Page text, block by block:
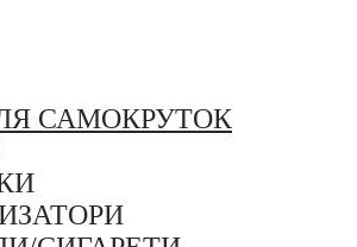
САМОКРУТОК